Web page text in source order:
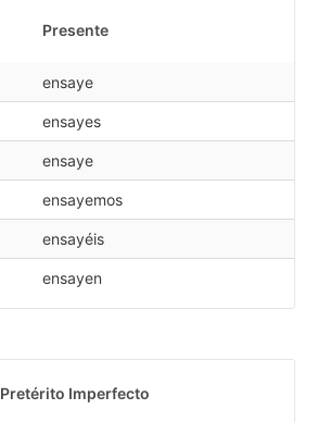
Presente
ensaye
ensayes
ensaye
ensayemos
ensayéis
ensayen
Pretérito Imperfecto